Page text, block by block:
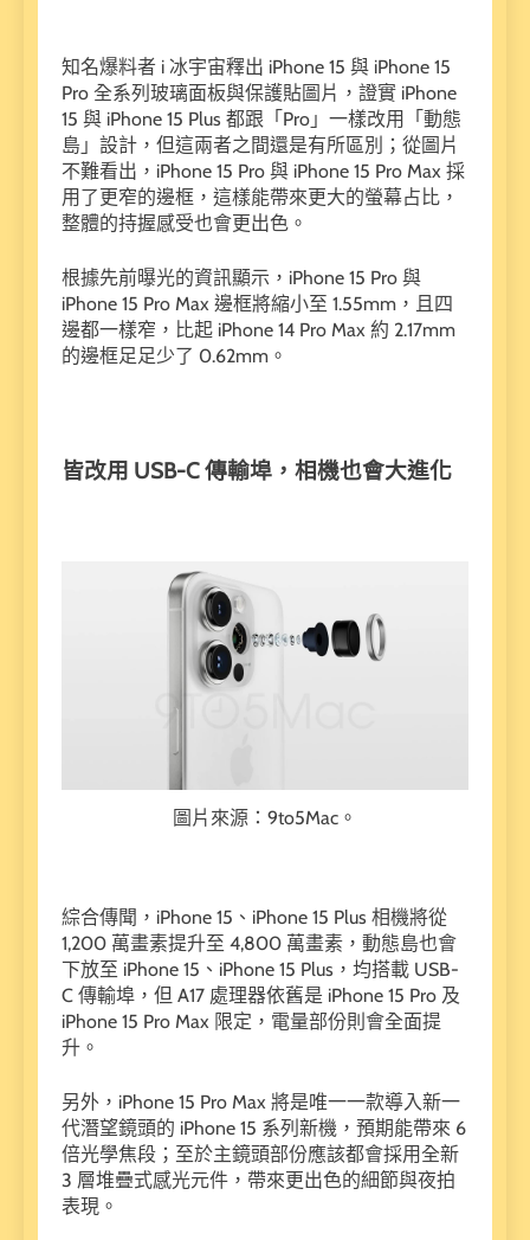
知名爆料者 i 冰宇宙釋出 iPhone 15 與 iPhone 15
Pro 全系列玻璃面板與保護貼圖片，證實 iPhone
15 與 iPhone 15 Plus 都跟「Pro」一樣改用「動態
島」設計，但這兩者之間還是有所區別；從圖片
不難看出，iPhone 15 Pro 與 iPhone 15 Pro Max 採
用了更窄的邊框，這樣能帶來更大的螢幕占比，
整體的持握感受也會更出色。
根據先前曝光的資訊顯示，iPhone 15 Pro 與
iPhone 15 Pro Max 邊框將縮小至 1.55mm，且四
邊都一樣窄，比起 iPhone 14 Pro Max 約 2.17mm
的邊框足足少了 0.62mm。
皆改用 USB-C傳輸埠，相機也會大進化
圖片來源：9to5Mac。
綜合傳聞，iPhone 15、iPhone 15 Plus 相機將從
1,200 萬畫素提升至 4,800 萬畫素，動態島也會
下放至 iPhone 15、iPhone 15 Plus，均搭載 USB-
C 傳輸埠，但 A17 處理器依舊是 iPhone 15 Pro 及
iPhone 15 Pro Max 限定，電量部份則會全面提
升。
另外，iPhone 15 Pro Max 將是唯一一款導入新一
代潛望鏡頭的 iPhone 15 系列新機，預期能帶來 6
倍光學焦段；至於主鏡頭部份應該都會採用全新
3 層堆疊式感光元件，帶來更出色的細節與夜拍
表現。